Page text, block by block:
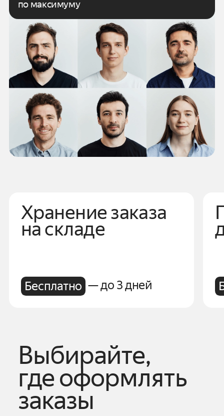
по максимуму
Хранение заказа
на складе
Бесплатно — до 3 дней
Выбирайте,
где оформлять
заказы